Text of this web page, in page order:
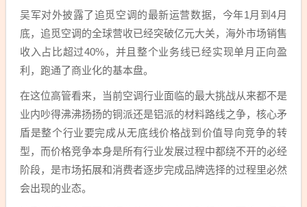
吴军对外披露了追觅空调的最新运营数据，今年1月到4月
底，追觅空调的全球营收已经突破亿元大关，海外市场销售
收入占比超过40%，并且整个业务线已经实现单月正向盈
利，跑通了商业化的基本盘。
在这位高管看来，当前空调行业面临的最大挑战从来都不是
业内吵得沸沸扬扬的铜派还是铝派的材料路线之争，核心矛
盾是整个行业要完成从无底线价格战到价值导向竞争的转
型，而价格竞争本身是所有行业发展过程中都绕不开的必经
阶段，是市场拓展和消费者逐步完成品牌选择的过程里必然
会出现的业态。